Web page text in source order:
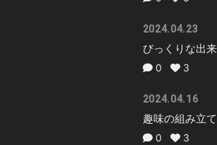
2024.04.23
びっくりな出
0 3
2024.04.16
趣味の組み立
0 3